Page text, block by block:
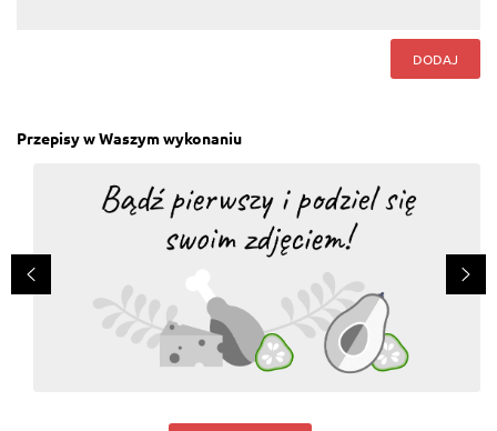
DODAJ
Przepisy w Waszym wykonaniu